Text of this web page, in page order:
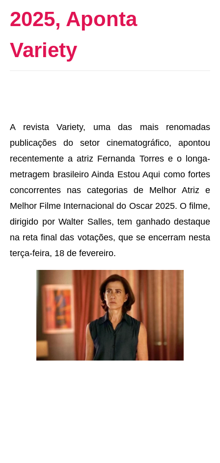
2025, Aponta
Variety
A revista Variety, uma das mais renomadas
publicações do setor cinematográfico, apontou
recentemente a atriz Fernanda Torres e o longa-
metragem brasileiro Ainda Estou Aqui como fortes
concorrentes nas categorias de Melhor Atriz e
Melhor Filme Internacional do Oscar 2025. O filme,
dirigido por Walter Salles, tem ganhado destaque
na reta final das votações, que se encerram nesta
terça-feira, 18 de fevereiro.